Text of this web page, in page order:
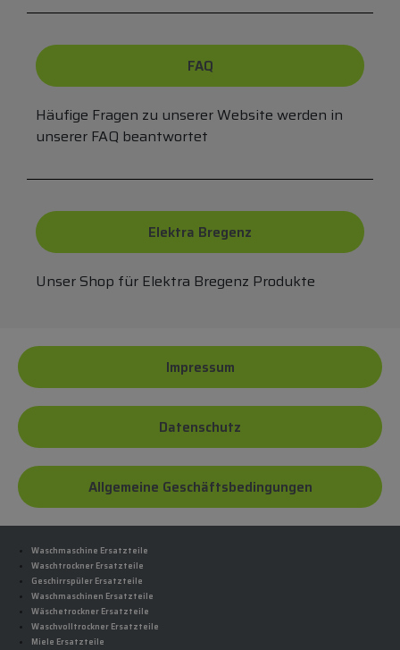
FAQ
Häufige Fragen zu unserer Website werden in
unserer FAQ beantwortet
Elektra Bregenz
Unser Shop für Elektra Bregenz Produkte
Impressum
Datenschutz
Allgemeine Geschäftsbedingungen
Waschmaschine Ersatzteile
Waschtrockner Ersatzteile
Geschirrspüler Ersatzteile
Waschmaschinen Ersatzteile
Wäschetrockner Ersatzteile
Waschvolltrockner Ersatzteile
Miele Ersatzteile